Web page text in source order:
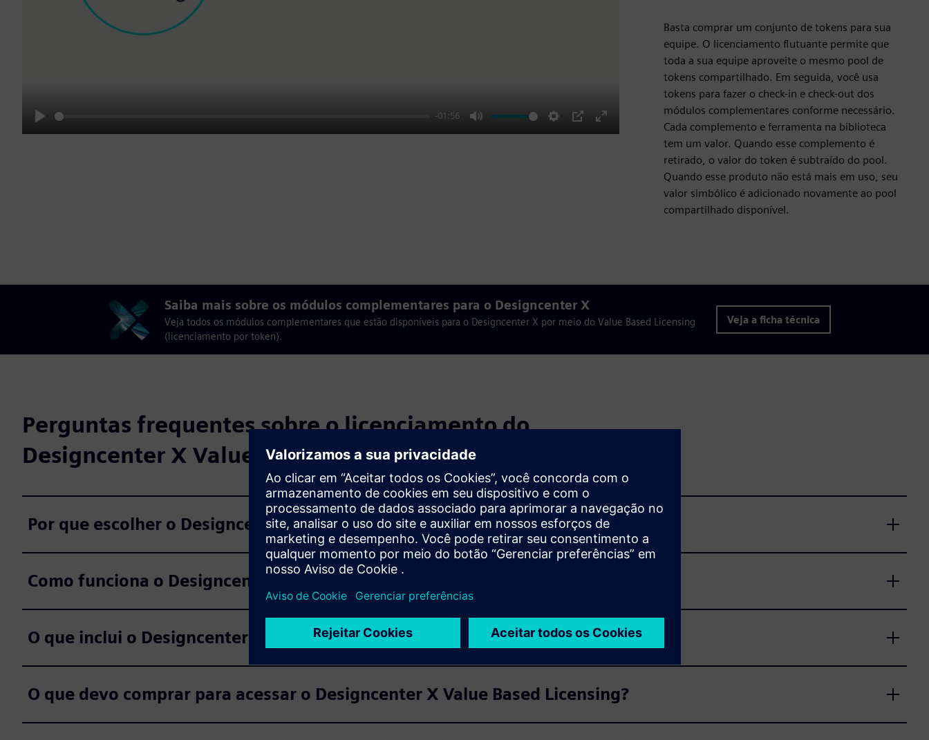
Play
-01:56
Mute Settings
PIP
Enter
Basta comprar um conjunto de tokens para sua
equipe. O licenciamento flutuante permite que
toda a sua equipe aproveite o mesmo pool de
tokens compartilhado. Em seguida, você usa
tokens para fazer o check-in e check-out dos
módulos complementares conforme necessário.
Cada complemento e ferramenta na biblioteca
tem um valor. Quando esse complemento é
retirado, o valor do token é subtraído do pool.
Quando esse produto não está mais em uso, seu
valor simbólico é adicionado novamente ao pool
compartilhado disponível.
Saiba mais sobre os módulos complementares para o Designcenter X
Veja todos os módulos complementares que estão disponíveis para o Designcenter X por meio do Value Based Licensing
(licenciamento por token).
Veja a ficha técnica
Perguntas frequentes sobre o licenciamento do
Designcenter X Value Based Licensing
Por que escolher o Designcenter X Value Based Licensing?
Como funciona o Designcenter X Value Based Licensing?
O que inclui o Designcenter X Value Based Licensing?
O que devo comprar para acessar o Designcenter X Value Based Licensing?